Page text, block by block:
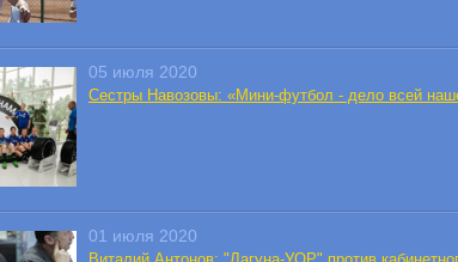
05 июля 2020
Сестры Навозовы: «Мини-футбол - дело всей
01 июля 2020